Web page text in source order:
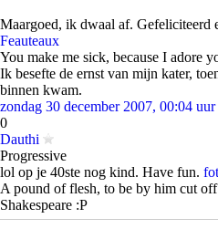
Maargoed, ik dwaal af. Gefeliciteerd
Feauteaux
You make me sick, because I adore
Ik besefte de ernst van mijn kater,
binnen kwam.
zondag 30 december 2007, 00:04 uur
0
Dauthi
Progressive
lol op je 40ste nog kind. Have fun.
A pound of flesh, to be by him cut
Shakespeare :P